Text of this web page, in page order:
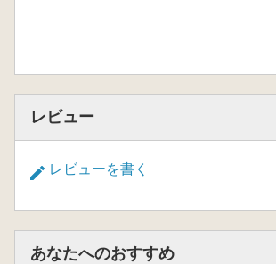
レビュー
レビューを書く
あなたへのおすすめ